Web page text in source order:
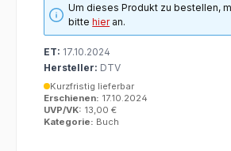
Um dieses Produkt zu bestellen,
bittehieran.
ET: 17.10.2024
Hersteller: DTV
Kurzfristig lieferbar
Erschienen: 17.10.2024
UVP/VK: 13,00 €
Kategorie: Buch